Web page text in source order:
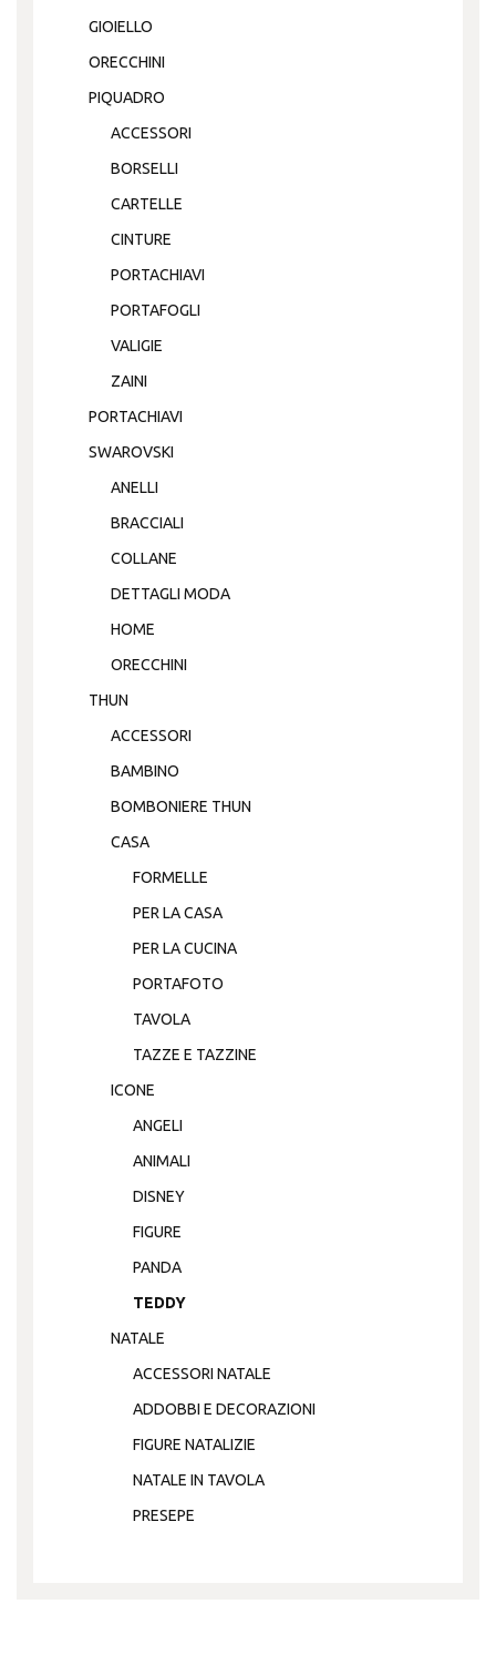
GIOIELLO
ORECCHINI
PIQUADRO
ACCESSORI
BORSELLI
CARTELLE
CINTURE
PORTACHIAVI
PORTAFOGLI
VALIGIE
ZAINI
PORTACHIAVI
SWAROVSKI
ANELLI
BRACCIALI
COLLANE
DETTAGLI MODA
HOME
ORECCHINI
THUN
ACCESSORI
BAMBINO
BOMBONIERE THUN
CASA
FORMELLE
PER LA CASA
PER LA CUCINA
PORTAFOTO
TAVOLA
TAZZE E TAZZINE
ICONE
ANGELI
ANIMALI
DISNEY
FIGURE
PANDA
TEDDY
NATALE
ACCESSORI NATALE
ADDOBBI E DECORAZIONI
FIGURE NATALIZIE
NATALE IN TAVOLA
PRESEPE